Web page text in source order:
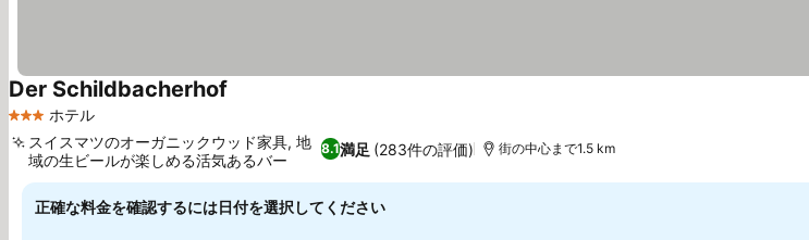
3 ホテルのランク
ホテル
Der Schildbacherhof
8.1満足 (283件の評価)
スイスマツのオーガニックウッド家具, 地
域の生ビールが楽しめる活気あるバー
街の中心まで1.5 km
正確な料金を確認するには日付を選択してください